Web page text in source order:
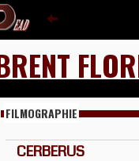
FILMOGRAPHIE
CERBERUS